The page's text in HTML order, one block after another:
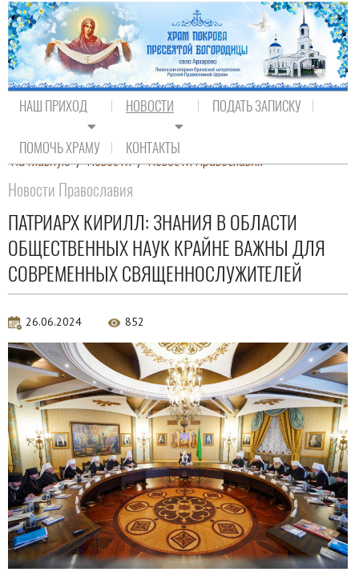
НАШ ПРИХОД НОВОСТИ ПОДАТЬ ЗАПИСКУ
ПОМОЧЬ ХРАМУ КОНТАКТЫ
На главную / Новости / Новости Православия
Новости Православия
ПАТРИАРХ КИРИЛЛ: ЗНАНИЯ В ОБЛАСТИ
ОБЩЕСТВЕННЫХ НАУК КРАЙНЕ ВАЖНЫ ДЛЯ
СОВРЕМЕННЫХ СВЯЩЕННОСЛУЖИТЕЛЕЙ
26.06.2024 852